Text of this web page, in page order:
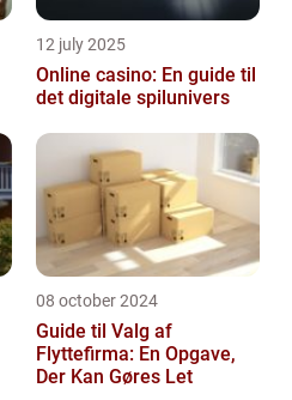
12 july 2025
Online casino: En guide til
det digitale spilunivers
08 october 2024
Guide til Valg af
Flyttefirma: En Opgave,
Der Kan Gøres Let